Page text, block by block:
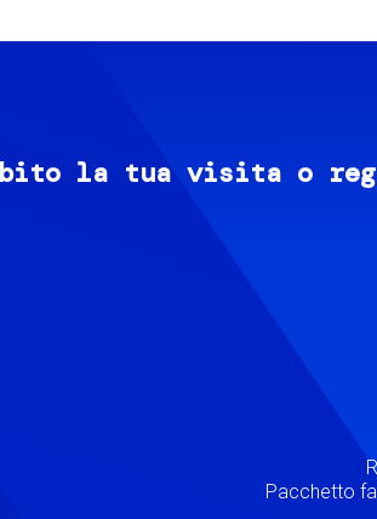
la tua visita o
Pacchetto